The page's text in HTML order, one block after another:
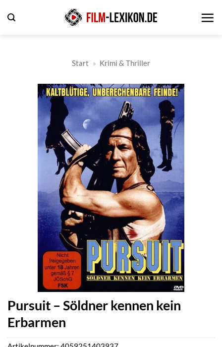
Inhalt
Start » Krimi & Thriller
Pursuit – Söldner kennen kein
Erbarmen